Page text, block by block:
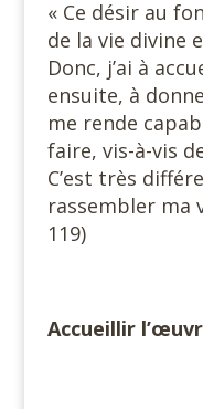
« Ce désir au
de la vie divine
Donc, j’ai à
ensuite, à
me rende
faire, vis-à-vis
C’est très
rassembler ma
119)
Accueillir